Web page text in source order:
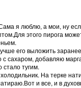
я люблю, а мои, ну
этого пирога
его выложить
сахаром, добавляю
тугим.
На терке
и все, и в